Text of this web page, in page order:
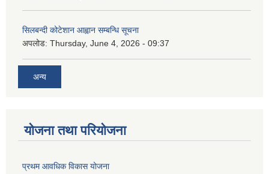
सिलबन्दी कोटेशान आह्वान सम्बन्धि सूचना
अपलोड: Thursday, June 4, 2026 - 09:37
अन्य
योजना तथा परियोजना
प्रथम आवधिक विकास योजना